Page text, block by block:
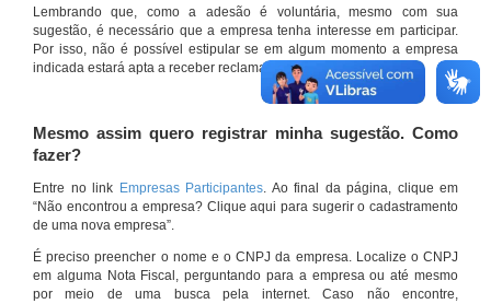
Lembrando que, como a adesão é voluntária, mesmo com sua
sugestão, é necessário que a empresa tenha interesse em participar.
Por isso, não é possível estipular se em algum momento a empresa
indicada estará apta a receber reclamações por meio do site.
Mesmo assim quero registrar minha sugestão. Como
fazer?
Entre no link Empresas Participantes. Ao final da página, clique em
“Não encontrou a empresa? Clique aqui para sugerir o cadastramento
de uma nova empresa”.
É preciso preencher o nome e o CNPJ da empresa. Localize o CNPJ
em alguma Nota Fiscal, perguntando para a empresa ou até mesmo
por meio de uma busca pela internet. Caso não encontre,